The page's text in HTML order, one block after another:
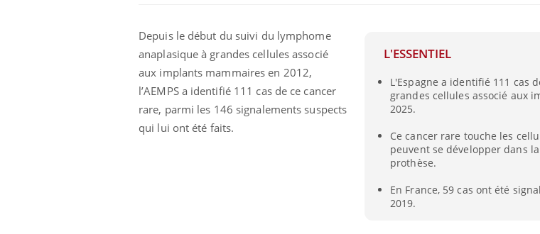
L'ESSENTIEL
L'Espagne a identifié 111 cas
grandes cellules associé aux
2025.
Ce cancer rare touche les
peuvent se développer dans
prothèse.
En France, 59 cas ont été
2019.
Depuis le début du suivi du lymphome
anaplasique à grandes cellules associé
aux implants mammaires en 2012,
l’AEMPS a identifié 111 cas de ce cancer
rare, parmi les 146 signalements suspects
qui lui ont été faits.
expliquer ma maladieYoutube
Il y a des sujets qui sont faciles à aborder...
d'autres non ! D'un côté, poser des
questions sur la maladie d'un proche c'est
prévenir
Fatigue, irritabilité, brouillard mental ou
même alopécie… Les symptômes de la
carence en fer sont multiples ce qui la rend